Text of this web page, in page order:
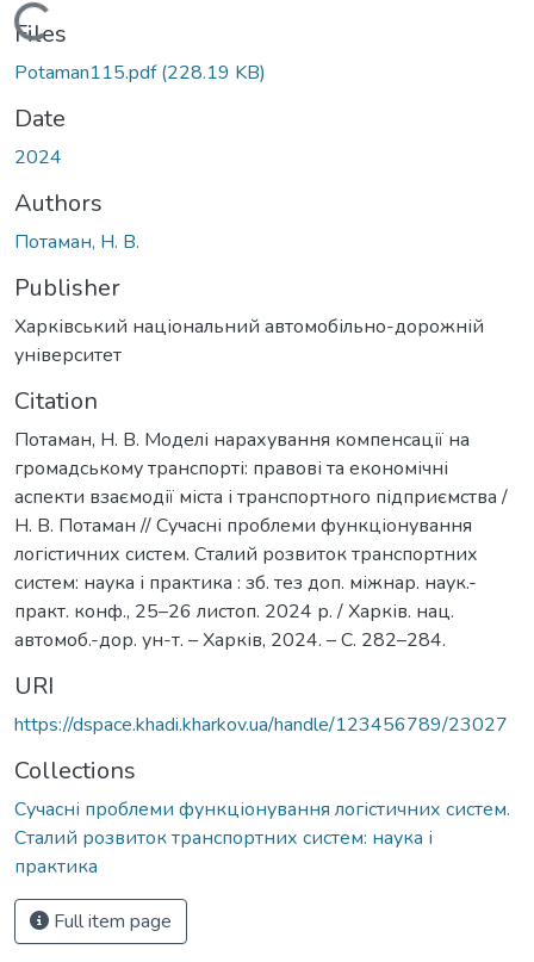
Loading...
Files
Potaman115.pdf(228.19 KB)
Date
2024
Authors
Потаман, Н. В.
Publisher
Харківський національний автомобільно-дорожній
університет
Citation
Потаман, Н. В. Моделі нарахування компенсації на
громадському транспорті: правові та економічні
аспекти взаємодії міста і транспортного підприємства /
Н. В. Потаман // Cучасні проблеми функціонування
логістичних систем. Сталий розвиток транспортних
систем: наука і практика : зб. тез доп. міжнар. наук.-
практ. конф., 25–26 листоп. 2024 р. / Харків. нац.
автомоб.-дор. ун-т. – Харків, 2024. – С. 282–284.
URI
https://dspace.khadi.kharkov.ua/handle/123456789/23027
Collections
Сучасні проблеми функціонування логістичних систем.
Сталий розвиток транспортних систем: наука і
практика
Full item page